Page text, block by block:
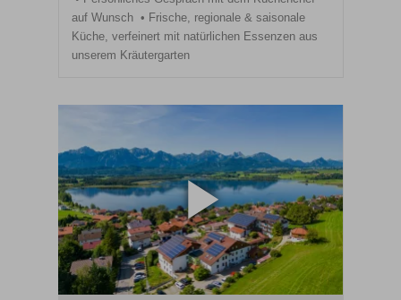
auf Wunsch
Frische, regionale & saisonale
Küche, verfeinert mit natürlichen Essenzen aus
unserem Kräutergarten